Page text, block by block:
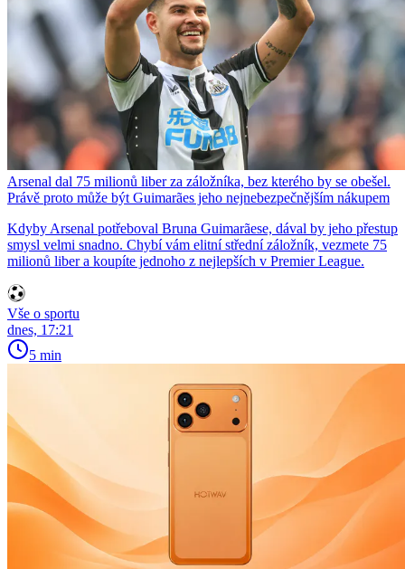
Arsenal dal 75 milionů liber za záložníka, bez kterého by se obešel.
Právě proto může být Guimarães jeho nejnebezpečnějším nákupem
Kdyby Arsenal potřeboval Bruna Guimarãese, dával by jeho přestup
smysl velmi snadno. Chybí vám elitní střední záložník, vezmete 75
milionů liber a koupíte jednoho z nejlepších v Premier League.
Vše o sportu
dnes, 17:21
5 min